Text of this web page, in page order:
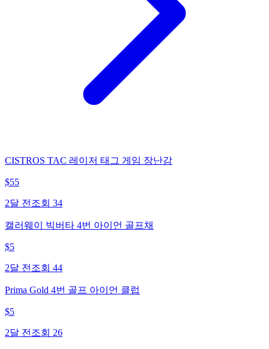
CISTROS TAC 레이저 태그 게임 장난감
$55
2달 전 조회 34
캘러웨이 빅버타 4번 아이언 골프채
$5
2달 전 조회 44
Prima Gold 4번 골프 아이언 클럽
$5
2달 전 조회 26